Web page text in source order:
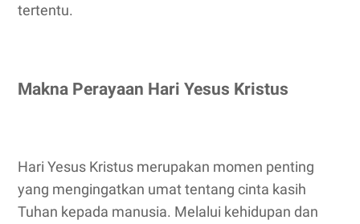
tertentu.
Makna Perayaan Hari Yesus Kristus
Hari Yesus Kristus merupakan momen penting
yang mengingatkan umat tentang cinta kasih
Tuhan kepada manusia. Melalui kehidupan dan